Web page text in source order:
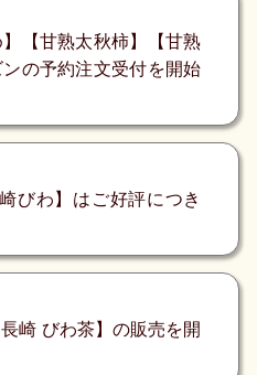
】【甘熟太秋柿】【甘熟
の予約注文受付を開始
びわ】はご好評につき
崎 びわ茶】の販売を開